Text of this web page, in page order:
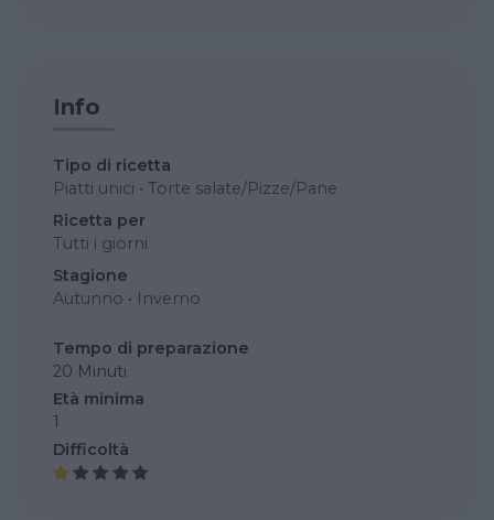
Info
Tipo di ricetta
Piatti unici • Torte salate/Pizze/Pane
Ricetta per
Tutti i giorni
Stagione
Autunno • Inverno
Tempo di preparazione
20 Minuti
Età minima
1
Difficoltà